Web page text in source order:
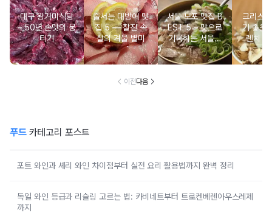
대구 왕거미식당
– 50년 손맛의 뭉
티기
줄서는 대방어 맛
집 5 ― 찰진 속
살의 겨울 별미
서울 노포 맛집 B
EST 5 – 맛으로
기록하는 서울의
시간
크리스
기 좋은
렌치
이전다음
푸드카테고리 포스트
포트 와인과 셰리 와인 차이점부터 실전 요리 활용법까지 완벽 정리
독일 와인 등급과 리슬링 고르는 법: 카비네트부터 트로켄베렌아우스레제
까지